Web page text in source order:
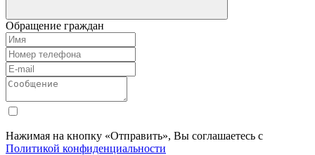
Обращение граждан
Нажимая на кнопку «Отправить», Вы соглашаетесь с
Политикой конфиденциальности